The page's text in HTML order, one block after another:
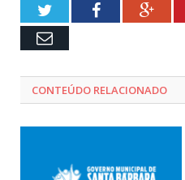
TwitterFacebook
Email
CONTEÚDO RELACIONADO